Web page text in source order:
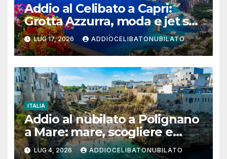
Addio al Celibato a Capri:
Grotta Azzurra, moda e jet set
per un weekend da ricordare
LUG 17, 2026 ADDIOCELIBATONUBILATO
ITALIA
Addio al nubilato a Polignano
a Mare: mare, scogliere e
poesia per un weekend tra
LUG 4, 2026 ADDIOCELIBATONUBILATO